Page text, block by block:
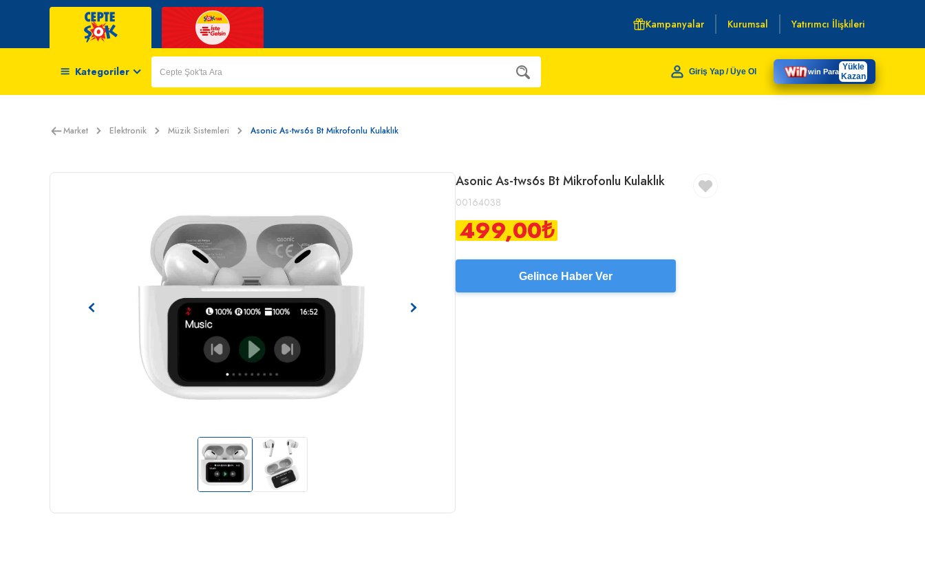
Kampanyalar Kurumsal Yatırımcı İlişkileri
Kategoriler Giriş Yap / Üye Ol win Para Yükle
Kazan
Market Elektronik Müzik Sistemleri Asonic As-tws6s Bt Mikrofonlu Kulaklık
Asonic As-tws6s Bt Mikrofonlu Kulaklık
00164038
499,00₺
Gelince Haber Ver